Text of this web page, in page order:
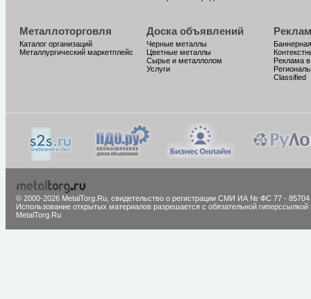
Металлоторговля
Каталог организаций
Металлургический маркетплейс
Доска объявлений
Черные металлы
Цветные металлы
Сырье и металлолом
Услуги
Реклама
Classified
© 2000-2026 MetalTorg.Ru, cвидетельство о регистрации СМИ ИА № ФС 77 - 85704
Использование открытых материалов разрешается с обязательной гиперссылкой
MetalTorg.Ru